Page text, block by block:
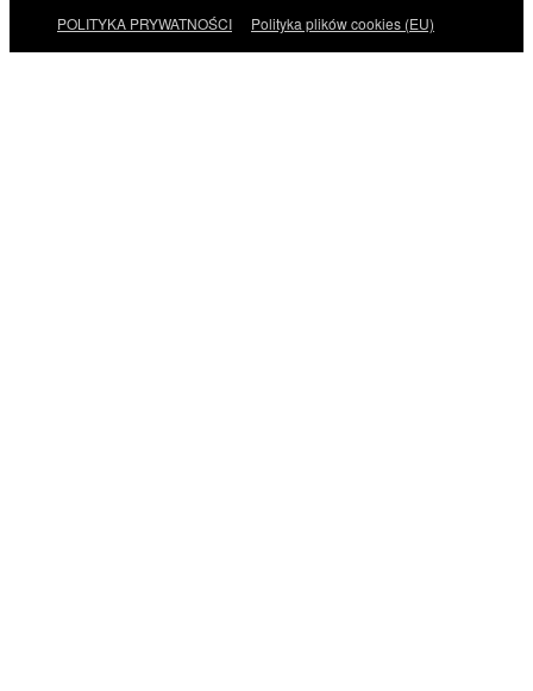
POLITYKA PRYWATNOŚCI Polityka plików cookies (EU)